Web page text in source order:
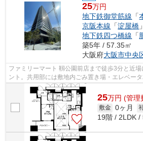
25万円
地下鉄御堂筋線 「
京阪本線 「淀屋橋
地下鉄四つ橋線 「
築5年 / 57.35㎡
大阪府大阪市中央
ファミリーマート 靱公園前店まで徒歩3分と近
ント。共用部には敷地内ごみ置き場・エレベー
す。徒歩4分に駅がある物件です。良好な...
25万円 (管理
敷金 0ヶ月
19階 / 2LDK /